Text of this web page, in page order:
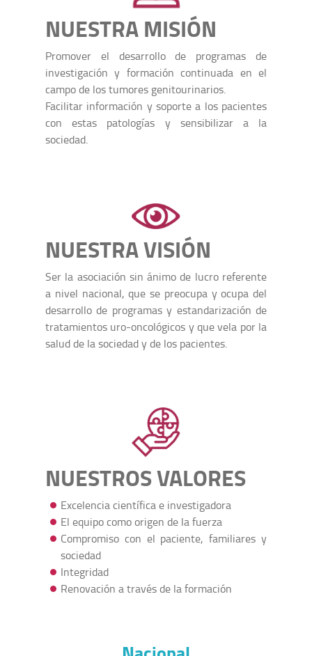
NUESTRA MISIÓN
Promover el desarrollo de programas de
investigación y formación continuada en el
campo de los tumores genitourinarios.
Facilitar información y soporte a los pacientes
con estas patologías y sensibilizar a la
sociedad.
NUESTRA VISIÓN
Ser la asociación sin ánimo de lucro referente
a nivel nacional, que se preocupa y ocupa del
desarrollo de programas y estandarización de
tratamientos uro-oncológicos y que vela por la
salud de la sociedad y de los pacientes.
NUESTROS VALORES
Excelencia científica e investigadora
El equipo como origen de la fuerza
Compromiso con el paciente, familiares y
sociedad
Integridad
Renovación a través de la formación